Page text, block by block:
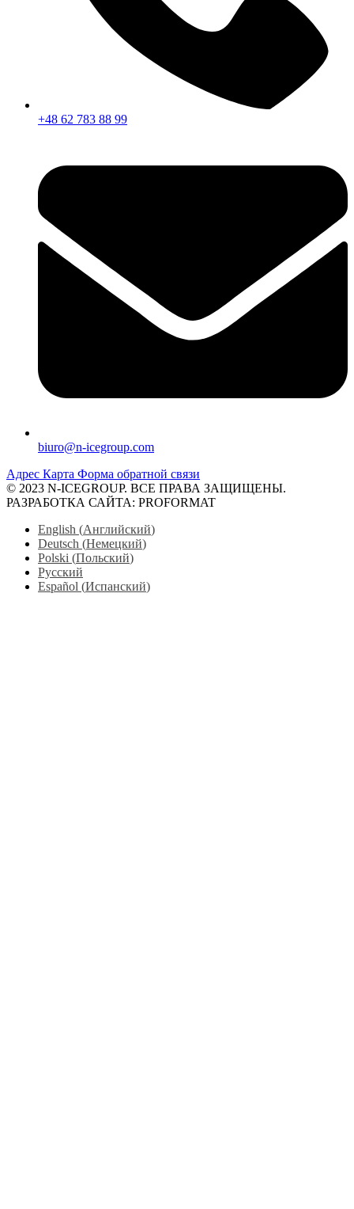
+48 62 783 88 99
biuro@n-icegroup.com
Адрес Карта Форма обратной связи
© 2023 N-ICEGROUP. ВСЕ ПРАВА ЗАЩИЩЕНЫ.
РАЗРАБОТКА САЙТА: PROFORMAT
English (Английский)
Deutsch (Немецкий)
Polski (Польский)
Русский
Español (Испанский)